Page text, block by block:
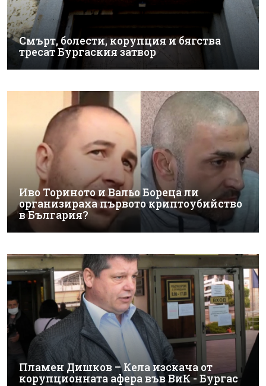
Смърт, болести, корупция и бягства
тресат Бургаския затвор
Иво Ториното и Вальо Бореца ли
организираха първото криптоубийство
в България?
Пламен Дишков – Кела изскача от
корупционната афера във ВиК - Бургас